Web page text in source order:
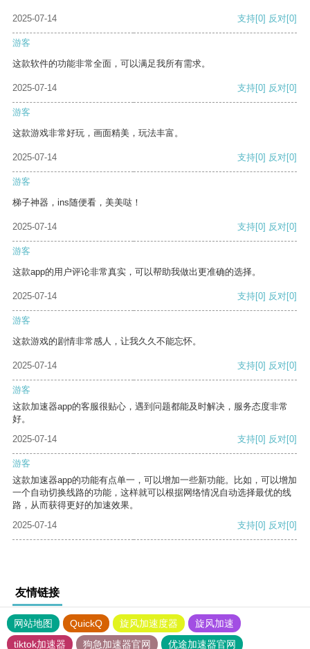
2025-07-14 支持[0] 反对[0]
游客
这款软件的功能非常全面，可以满足我所有需求。
2025-07-14 支持[0] 反对[0]
游客
这款游戏非常好玩，画面精美，玩法丰富。
2025-07-14 支持[0] 反对[0]
游客
梯子神器，ins随便看，美美哒！
2025-07-14 支持[0] 反对[0]
游客
这款app的用户评论非常真实，可以帮助我做出更准确的选择。
2025-07-14 支持[0] 反对[0]
游客
这款游戏的剧情非常感人，让我久久不能忘怀。
2025-07-14 支持[0] 反对[0]
游客
这款加速器app的客服很贴心，遇到问题都能及时解决，服务态度非常
好。
2025-07-14
支持[0] 反对[0]
游客
这款加速器app的功能有点单一，可以增加一些新功能。比如，可以增加
一个自动切换线路的功能，这样就可以根据网络情况自动选择最优的线
路，从而获得更好的加速效果。
2025-07-14
支持[0] 反对[0]
友情链接
网站地图 QuickQ 旋风加速度器
旋风加速
tiktok加速器
狗急加速器官网 优途加速器官网